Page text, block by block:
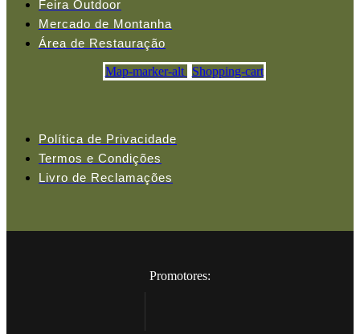
Feira Outdoor
Mercado de Montanha
Área de Restauração
Map-marker-alt Shopping-cart
Política de Privacidade
Termos e Condições
Livro de Reclamações
Promotores: